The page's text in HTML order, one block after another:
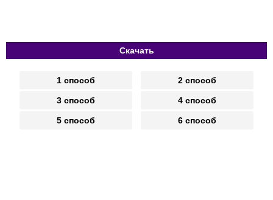
Скачать
1 способ 2 способ
3 способ 4 способ
5 способ 6 способ